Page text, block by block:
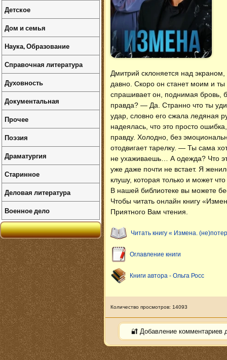
Дмитрий склоняется над
давно. Скоро он станет моим и
спрашивает он, поднимая бровь,
правда? — Да. Странно что ты
удар, словно его сжала ледяная
надеялась, что это просто
правду. Холодно, без
отодвигает тарелку. — Ты сама
не ухаживаешь… А одежда? Что
уже даже почти не встает. Я
клушу, которая только и может
В нашей библиотеке вы можете
Чтобы читать онлайн книгу
Приятного Вам чтения.
Читать книгу « Измена.
Оглавление книги
Книги автора - Ольга Росс
Количество просмотров: 14093
🔐 Добавление комментариев
Детское
Дом и семья
Наука, Образование
Справочная литература
Духовность
Документальная
Прочее
Поэзия
Драматургия
Старинное
Деловая литература
Военное дело